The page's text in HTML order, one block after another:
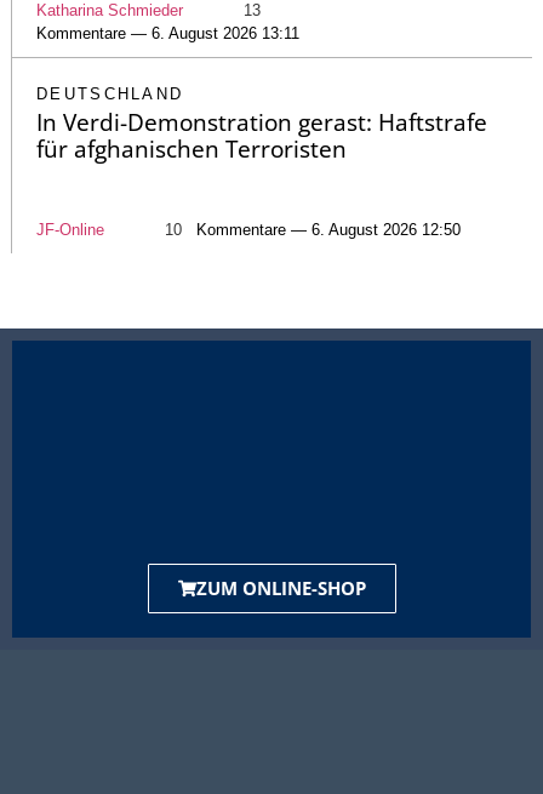
Katharina Schmieder
13
Kommentare — 6. August 2026 13:11
DEUTSCHLAND
In Verdi-Demonstration gerast: Haftstrafe
für afghanischen Terroristen
JF-Online 10 Kommentare — 6. August 2026 12:50
ZUM ONLINE-SHOP